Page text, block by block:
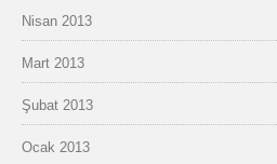
Nisan 2013
Mart 2013
Şubat 2013
Ocak 2013